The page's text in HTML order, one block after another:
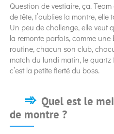
Question de vestiaire, ça.
de tête, t’oublies la montre,
Un peu de challenge, elle veut
la remonte parfois, comme
routine, chacun son club,
match du lundi matin, le quartz
c’est la petite fierté du boss.
Quel est le
de montre ?